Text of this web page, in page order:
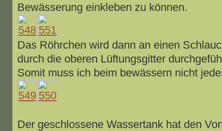
Bewässerung einkleben zu können.
Das Röhrchen wird dann an einen
durch die oberen Lüftungsgitter
Somit muss ich beim bewässern nicht
Der geschlossene Wassertank hat den